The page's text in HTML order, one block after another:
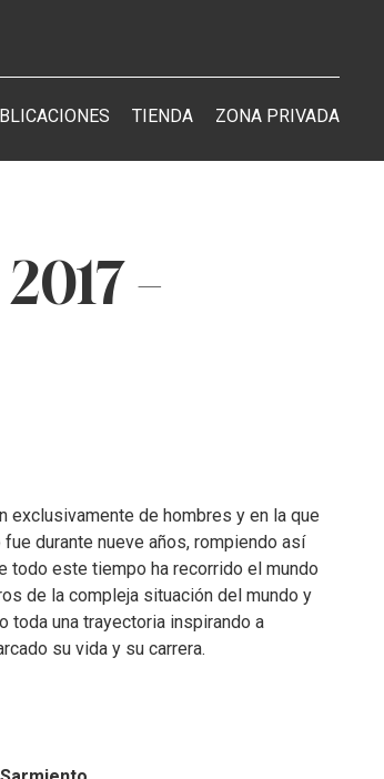
TIENDA ZONA PRIVADA
–
exclusivamente de hombres y en la que
durante nueve años, rompiendo así
todo este tiempo ha recorrido el mundo
de la compleja situación del mundo y
una trayectoria inspirando a
su vida y su carrera.